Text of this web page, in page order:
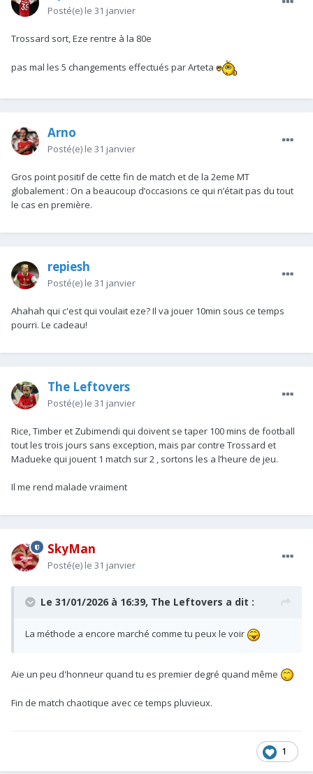
Posté(e) le 31 janvier
Trossard sort, Eze rentre à la 80e
pas mal les 5 changements effectués par Arteta
Arno
Posté(e) le 31 janvier
Gros point positif de cette fin de match et de la 2eme MT
globalement : On a beaucoup d’occasions ce qui n’était pas du tout
le cas en première.
repiesh
Posté(e) le 31 janvier
Ahahah qui c'est qui voulait eze? Il va jouer 10min sous ce temps
pourri. Le cadeau!
The Leftovers
Posté(e) le 31 janvier
Rice, Timber et Zubimendi qui doivent se taper 100 mins de football
tout les trois jours sans exception, mais par contre Trossard et
Madueke qui jouent 1 match sur 2 , sortons les a l’heure de jeu.
Il me rend malade vraiment
SkyMan
Posté(e) le 31 janvier
Le 31/01/2026 à 16:39, The Leftovers a dit :
La méthode a encore marché comme tu peux le voir
Aie un peu d'honneur quand tu es premier degré quand même
Fin de match chaotique avec ce temps pluvieux.
1